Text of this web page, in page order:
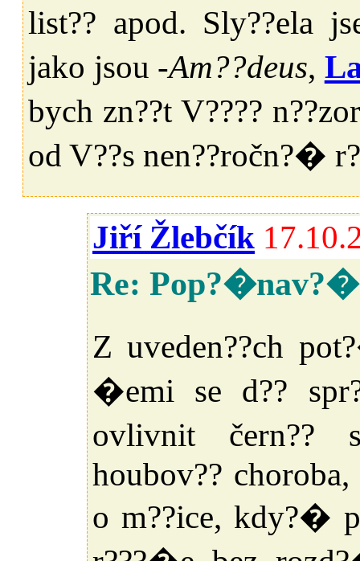
list?? apod. Sly??ela
jako jsou -Am??deus,
bych zn??t V????
od V??s nen??ročn?�
Jiří Žlebčík
Re:
Z uveden??ch
�emi se d??
ovlivnit čern??
houbov??
o m??ice, kdy?�